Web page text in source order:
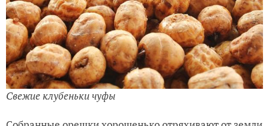
Свежие клубеньки чуфы